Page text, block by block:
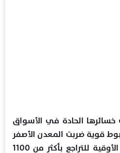
الحادة في الأسواق
قوية ضربت المعدن الأصفر
منذ بداية العام، دفعت الأوقية للتراجع بأكثر من 1100